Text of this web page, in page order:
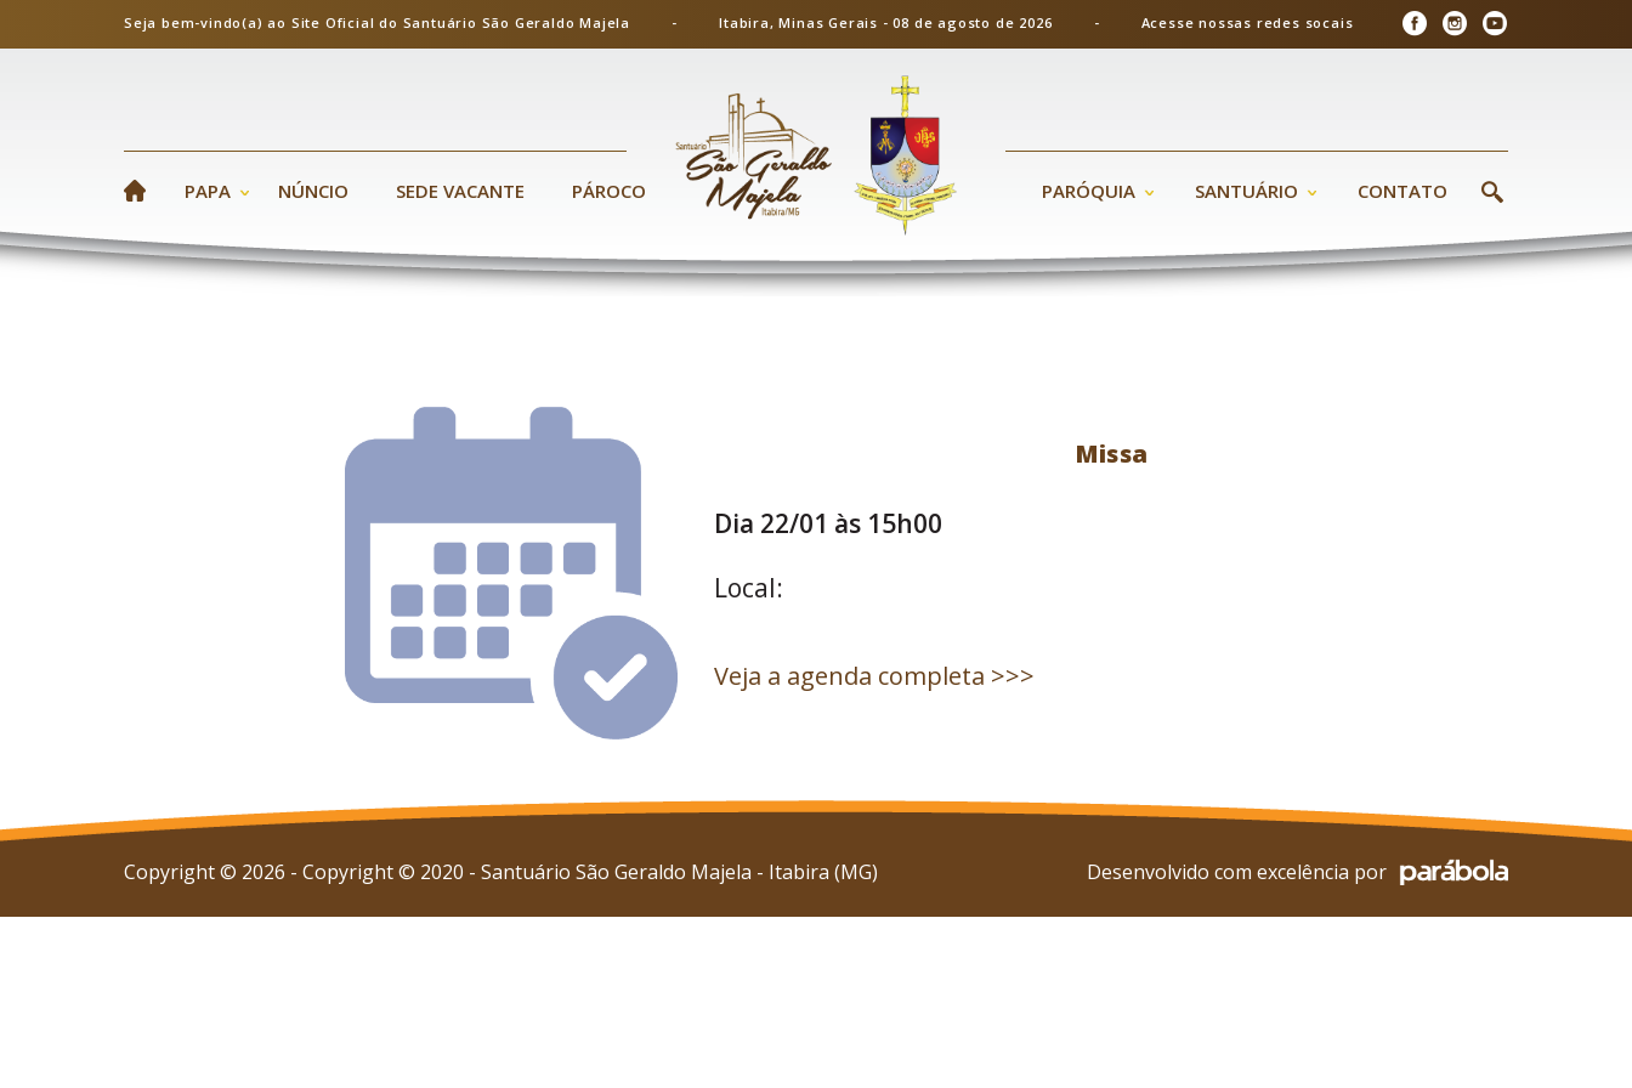
Seja bem-vindo(a) ao Site Oficial do Santuário São Geraldo Majela - Itabira, Minas Gerais - 08 de agosto de 2026 - Acesse nossas redes socais
PAPA NÚNCIO SEDE VACANTE PÁROCO PARÓQUIA SANTUÁRIO CONTATO
Missa
Dia 22/01 às 15h00
Local:
Veja a agenda completa >>>
Copyright © 2026 - Copyright © 2020 - Santuário São Geraldo Majela - Itabira (MG) Desenvolvido com excelência por